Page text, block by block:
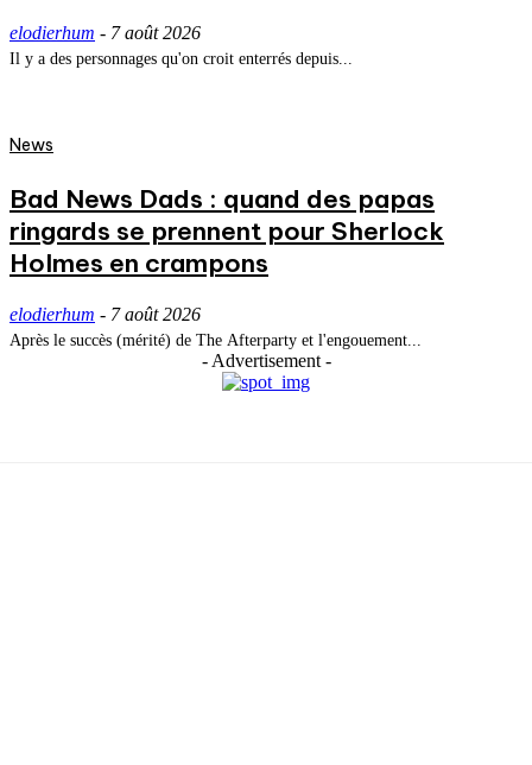
elodierhum - 7 août 2026
Il y a des personnages qu'on croit enterrés depuis...
News
Bad News Dads : quand des papas
ringards se prennent pour Sherlock
Holmes en crampons
elodierhum - 7 août 2026
Après le succès (mérité) de The Afterparty et l'engouement...
- Advertisement -